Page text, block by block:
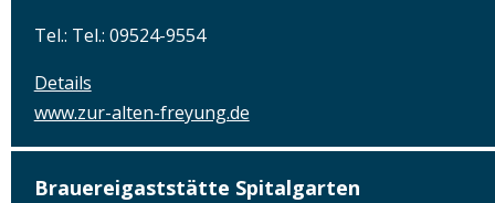
Tel.: Tel.: 09524-9554
Details
www.zur-alten-freyung.de
Brauereigaststätte Spitalgarten